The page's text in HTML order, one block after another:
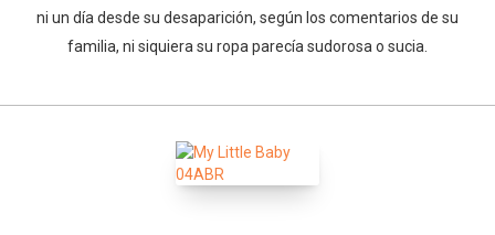
ni un día desde su desaparición, según los comentarios de su
familia, ni siquiera su ropa parecía sudorosa o sucia.